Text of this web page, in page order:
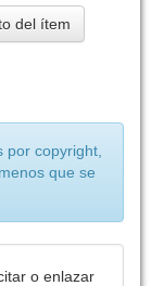
del ítem
por copyright,
que se
o enlazar